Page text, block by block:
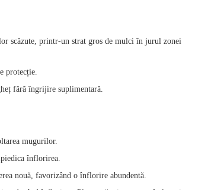
scăzute, printr-un strat gros de mulci în jurul zonei
protecție.
fără îngrijire suplimentară.
mugurilor.
înflorirea.
nouă, favorizând o înflorire abundentă.